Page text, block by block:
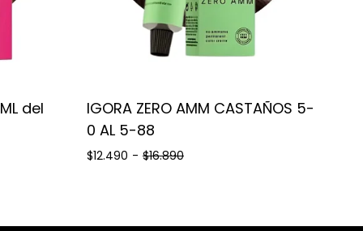
del
IGORA ZERO AMM CASTAÑOS 5-
0 AL 5-88
$12.490 - $16.890